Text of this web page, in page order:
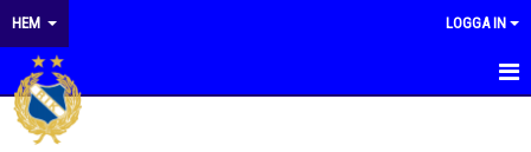
HEM LOGGA IN
HEM